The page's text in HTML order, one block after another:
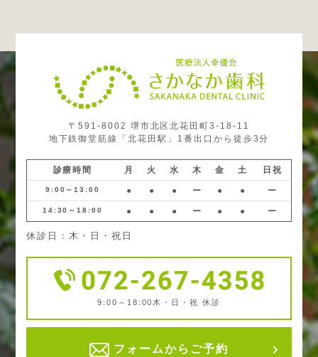
〒591-8002 堺市北区北花田町3-18-11
地下鉄御堂筋線「北花田駅」1番出口から徒歩3分
診療時間 月 火 水 木 金 土 日祝
9:00～13:00 ● ● ● ー ● ● ー
14:30～18:00 ● ● ● ー ● ● ー
休診日：木・日・祝日
9:00～18:00 木・日・祝 休診
フォームからご予約